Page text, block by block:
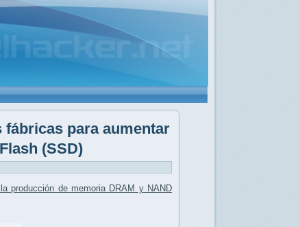
para aumentar
(SSD)
producción de memoria DRAM y NAND